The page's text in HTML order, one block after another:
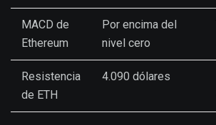
MACD de
Ethereum
Por encima del
nivel cero
Resistencia
de ETH
4.090 dólares